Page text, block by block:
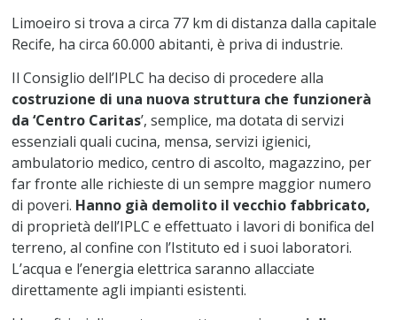
Limoeiro si trova a circa 77 km di distanza dalla capitale
Recife, ha circa 60.000 abitanti, è priva di industrie.
Il Consiglio dell’IPLC ha deciso di procedere alla
costruzione di una nuova struttura che funzionerà
da ‘Centro Caritas’, semplice, ma dotata di servizi
essenziali quali cucina, mensa, servizi igienici,
ambulatorio medico, centro di ascolto, magazzino, per
far fronte alle richieste di un sempre maggior numero
di poveri. Hanno già demolito il vecchio fabbricato,
di proprietà dell’IPLC e effettuato i lavori di bonifica del
terreno, al confine con l’Istituto ed i suoi laboratori.
L’acqua e l’energia elettrica saranno allacciate
direttamente agli impianti esistenti.